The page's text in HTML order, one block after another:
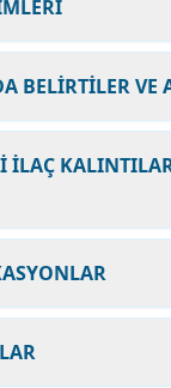
BELİRTİLER VE
İLAÇ